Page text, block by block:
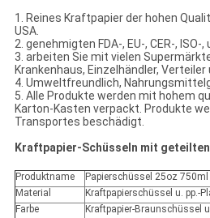
1. Reines Kraftpapier der hohen
USA.
2. genehmigten FDA-, EU-, CER-,
3. arbeiten Sie mit vielen
Krankenhaus, Einzelhändler,
4. Umweltfreundlich,
5. Alle Produkte werden mit hohem
Karton-Kasten verpackt. Produkte
Transportes beschädigt.
Kraftpapier-Schüsseln mit
Produktname
Papierschüssel 25oz
Material
Kraftpapierschüssel u. pp.-
Farbe
Kraftpapier-Braunschüssel